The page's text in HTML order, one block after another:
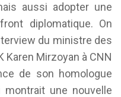
aussi adopter une
diplomatique. On
du ministre des
Mirzoyan à CNN
de son homologue
montrait une nouvelle